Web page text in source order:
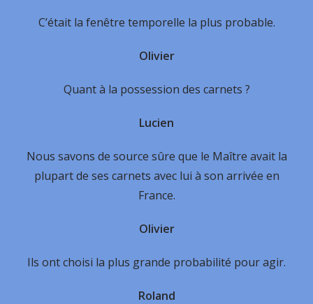
C’était la fenêtre temporelle la plus probable.
Olivier
Quant à la possession des carnets ?
Lucien
Nous savons de source sûre que le Maître avait la
plupart de ses carnets avec lui à son arrivée en
France.
Olivier
Ils ont choisi la plus grande probabilité pour agir.
Roland